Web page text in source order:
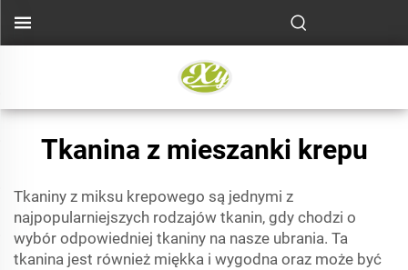
Tkanina z mieszanki krepu
Tkaniny z miksu krepowego są jednymi z
najpopularniejszych rodzajów tkanin, gdy chodzi o
wybór odpowiedniej tkaniny na nasze ubrania. Ta
tkanina jest również miękka i wygodna oraz może być